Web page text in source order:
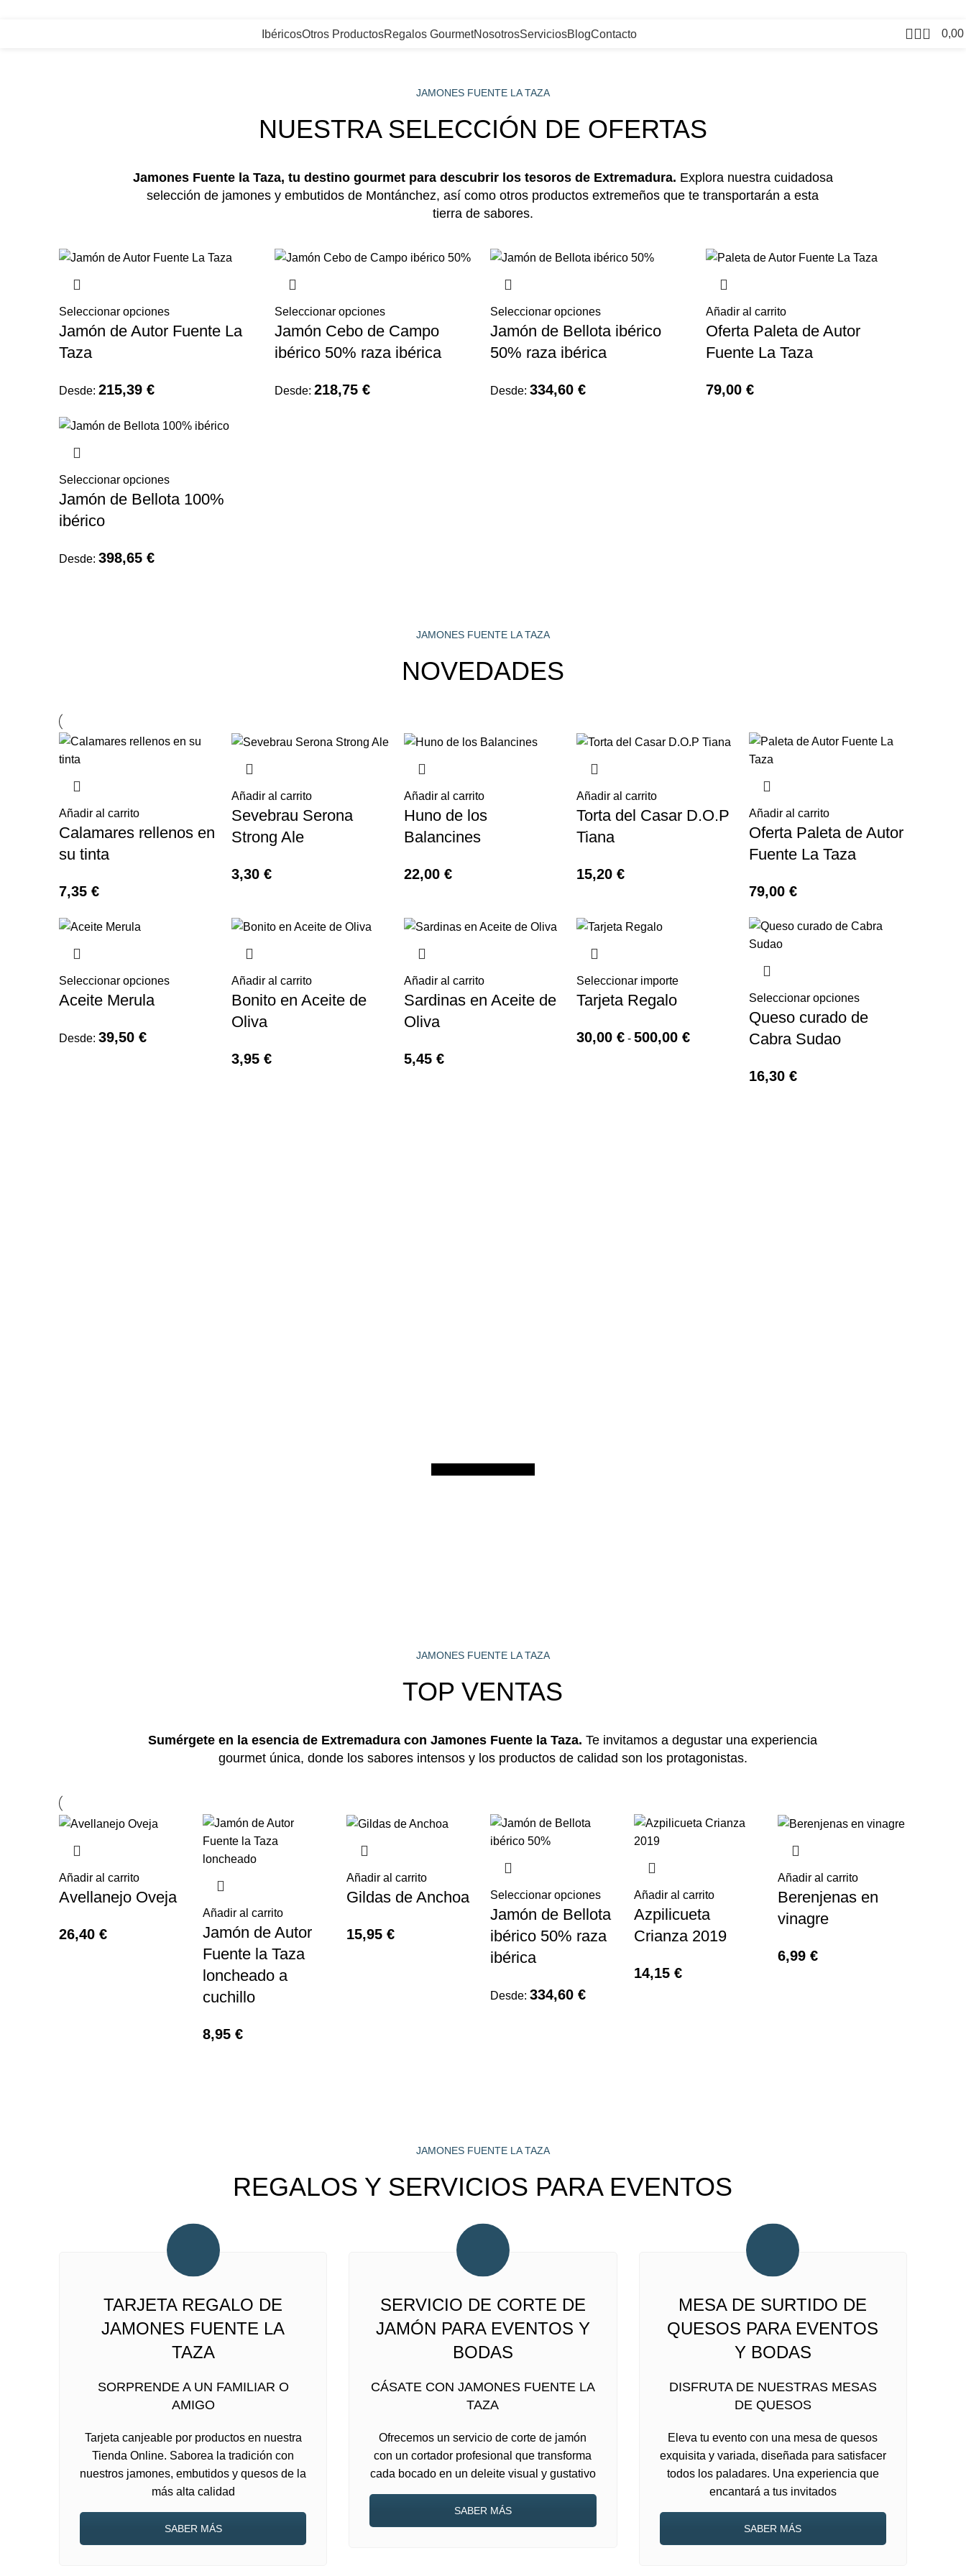
IbéricosOtros ProductosRegalos GourmetNosotrosServiciosBlogContacto 0 0,00
JAMONES FUENTE LA TAZA
NUESTRA SELECCIÓN DE OFERTAS
Jamones Fuente la Taza, tu destino gourmet para descubrir los tesoros de Extremadura. Explora nuestra cuidadosa
selección de jamones y embutidos de Montánchez, así como otros productos extremeños que te transportarán a esta
tierra de sabores.
Seleccionar opciones
Jamón de Autor Fuente La
Taza
Desde:215,39€
Seleccionar opciones
Jamón Cebo de Campo
ibérico 50% raza ibérica
Desde:218,75€
Seleccionar opciones
Jamón de Bellota ibérico
50% raza ibérica
Desde: 334,60 €
Añadir al carrito
Oferta Paleta de Autor
Fuente La Taza
79,00 €
Seleccionar opciones
Jamón de Bellota 100%
ibérico
Desde:398,65€
JAMONES FUENTE LA TAZA
NOVEDADES
Añadir al carrito
Calamares rellenos en
su tinta
7,35€
Añadir al carrito
Sevebrau Serona
Strong Ale
3,30€
Añadir al carrito
Huno de los
Balancines
22,00€
Añadir al carrito
Torta del Casar D.O.P
Tiana
15,20 €
Añadir al carrito
Oferta Paleta de Autor
Fuente La Taza
79,00 €
Seleccionar opciones
Aceite Merula
Desde:39,50€
Añadir al carrito
Bonito en Aceite de
Oliva
3,95€
Añadir al carrito
Sardinas en Aceite de
Oliva
5,45€
Seleccionar importe
Tarjeta Regalo
30,00 € - 500,00 €
Seleccionar opciones
Queso curado de
Cabra Sudao
16,30 €
JAMONES FUENTE LA TAZA
TOP VENTAS
Sumérgete en la esencia de Extremadura con Jamones Fuente la Taza. Te invitamos a degustar una experiencia
gourmet única, donde los sabores intensos y los productos de calidad son los protagonistas.
Añadir al carrito
Avellanejo Oveja
26,40€
Añadir al carrito
Jamón de Autor
Fuente la Taza
loncheado a
cuchillo
8,95€
Añadir al carrito
Gildas de Anchoa
15,95€
Seleccionar opciones
Jamón de Bellota
ibérico 50% raza
ibérica
Desde: 334,60 €
Añadir al carrito
Azpilicueta
Crianza 2019
14,15 €
Añadir al carrito
Berenjenas en
vinagre
6,99 €
JAMONES FUENTE LA TAZA
REGALOS Y SERVICIOS PARA EVENTOS
TARJETA REGALO DE
JAMONES FUENTE LA
TAZA
SORPRENDE A UN FAMILIAR O
AMIGO
Tarjeta canjeable por productos en nuestra
Tienda Online. Saborea la tradición con
nuestros jamones, embutidos y quesos de la
más alta calidad
SABER MÁS
SERVICIO DE CORTE DE
JAMÓN PARA EVENTOS Y
BODAS
CÁSATE CON JAMONES FUENTE LA
TAZA
Ofrecemos un servicio de corte de jamón
con un cortador profesional que transforma
cada bocado en un deleite visual y gustativo
SABER MÁS
MESA DE SURTIDO DE
QUESOS PARA EVENTOS
Y BODAS
DISFRUTA DE NUESTRAS MESAS
DE QUESOS
Eleva tu evento con una mesa de quesos
exquisita y variada, diseñada para satisfacer
todos los paladares. Una experiencia que
encantará a tus invitados
SABER MÁS